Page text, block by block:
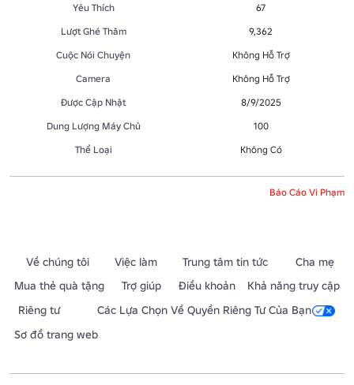
Yêu Thích
67
Lượt Ghé Thăm
9,362
Cuộc Nói Chuyện
Không Hỗ Trợ
Camera
Không Hỗ Trợ
Được Cập Nhật
8/9/2025
Dung Lượng Máy Chủ
100
Thể Loại
Không Có
Báo Cáo Vi Phạm
Về chúng tôi Việc làm Trung tâm tin tức
Cha mẹ
Mua thẻ quà tặng
Trợ giúp Điều khoản
Khả năng truy cập
Riêng tư
Các Lựa Chọn Về Quyền Riêng Tư Của Bạn
Sơ đồ trang web